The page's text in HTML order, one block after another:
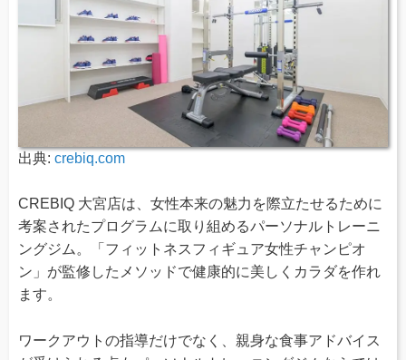
出典: crebiq.com
CREBIQ 大宮店は、女性本来の魅力を際立たせるために
考案されたプログラムに取り組めるパーソナルトレーニ
ングジム。「フィットネスフィギュア女性チャンピオ
ン」が監修したメソッドで健康的に美しくカラダを作れ
ます。
ワークアウトの指導だけでなく、親身な食事アドバイス